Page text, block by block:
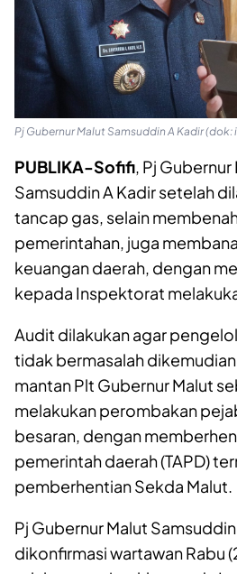
Pj Gubernur Malut Samsuddin A Kadir (dok:
PUBLIKA-Sofifi , Pj
Samsuddin A Kadir setelah
tancap gas, selain
pemerintahan, juga
keuangan daerah, dengan
kepada Inspektorat
Audit dilakukan agar
tidak bermasalah dikemudian
mantan Plt Gubernur Malut
melakukan perombakan
besaran, dengan
pemerintah daerah (TAPD)
pemberhentian Sekda Malut.
Pj Gubernur Malut
dikonfirmasi wartawan Rabu